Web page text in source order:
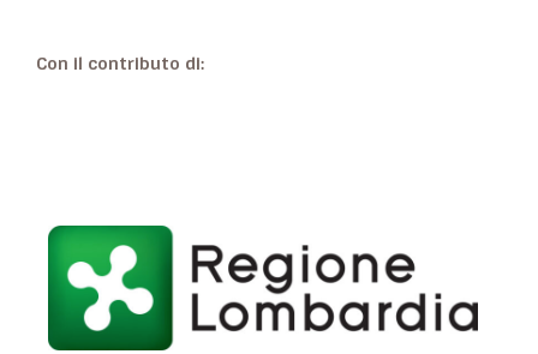
Con il contributo di: